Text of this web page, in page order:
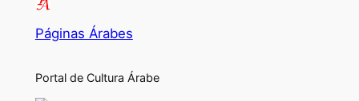
Páginas Árabes
Portal de Cultura Árabe